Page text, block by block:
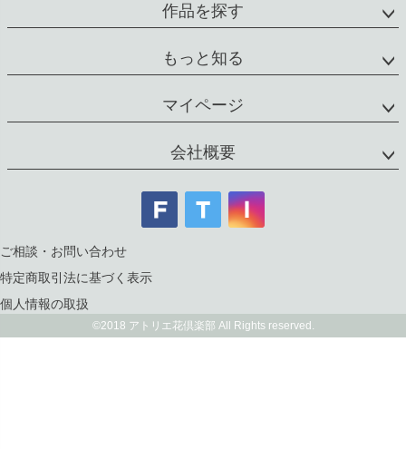
作品を探す
もっと知る
マイページ
会社概要
ご相談・お問い合わせ
特定商取引法に基づく表示
個人情報の取扱
©2018 アトリエ花倶楽部 All Rights reserved.